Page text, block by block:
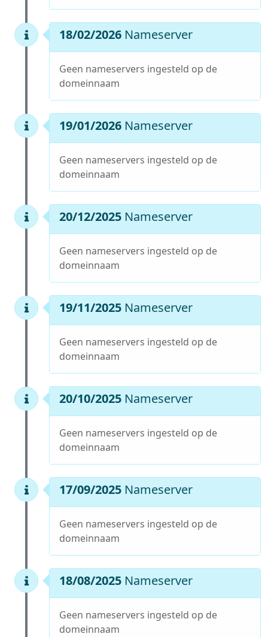
18/02/2026 Nameserver
Geen nameservers ingesteld op de
domeinnaam
19/01/2026 Nameserver
Geen nameservers ingesteld op de
domeinnaam
20/12/2025 Nameserver
Geen nameservers ingesteld op de
domeinnaam
19/11/2025 Nameserver
Geen nameservers ingesteld op de
domeinnaam
20/10/2025 Nameserver
Geen nameservers ingesteld op de
domeinnaam
17/09/2025 Nameserver
Geen nameservers ingesteld op de
domeinnaam
18/08/2025 Nameserver
Geen nameservers ingesteld op de
domeinnaam